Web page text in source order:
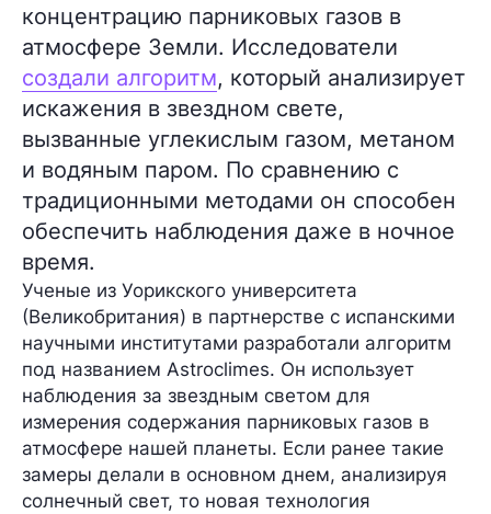
концентрацию парниковых газов в
атмосфере Земли. Исследователи
создали алгоритм, который анализирует
искажения в звездном свете,
вызванные углекислым газом, метаном
и водяным паром. По сравнению с
традиционными методами он способен
обеспечить наблюдения даже в ночное
время.
Ученые из Уорикского университета
(Великобритания) в партнерстве с испанскими
научными институтами разработали алгоритм
под названием Astroclimes. Он использует
наблюдения за звездным светом для
измерения содержания парниковых газов в
атмосфере нашей планеты. Если ранее такие
замеры делали в основном днем, анализируя
солнечный свет, то новая технология